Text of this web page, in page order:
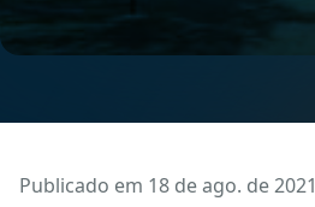
Publicado em 18 de ago. de 2021